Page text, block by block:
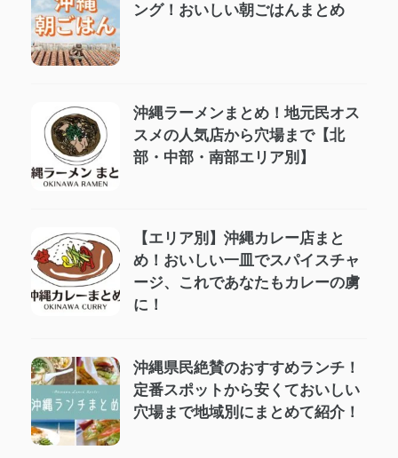
ング！おいしい朝ごはんまとめ
沖縄ラーメンまとめ！地元民オス
スメの人気店から穴場まで【北
部・中部・南部エリア別】
【エリア別】沖縄カレー店まと
め！おいしい一皿でスパイスチャ
ージ、これであなたもカレーの虜
に！
沖縄県民絶賛のおすすめランチ！
定番スポットから安くておいしい
穴場まで地域別にまとめて紹介！